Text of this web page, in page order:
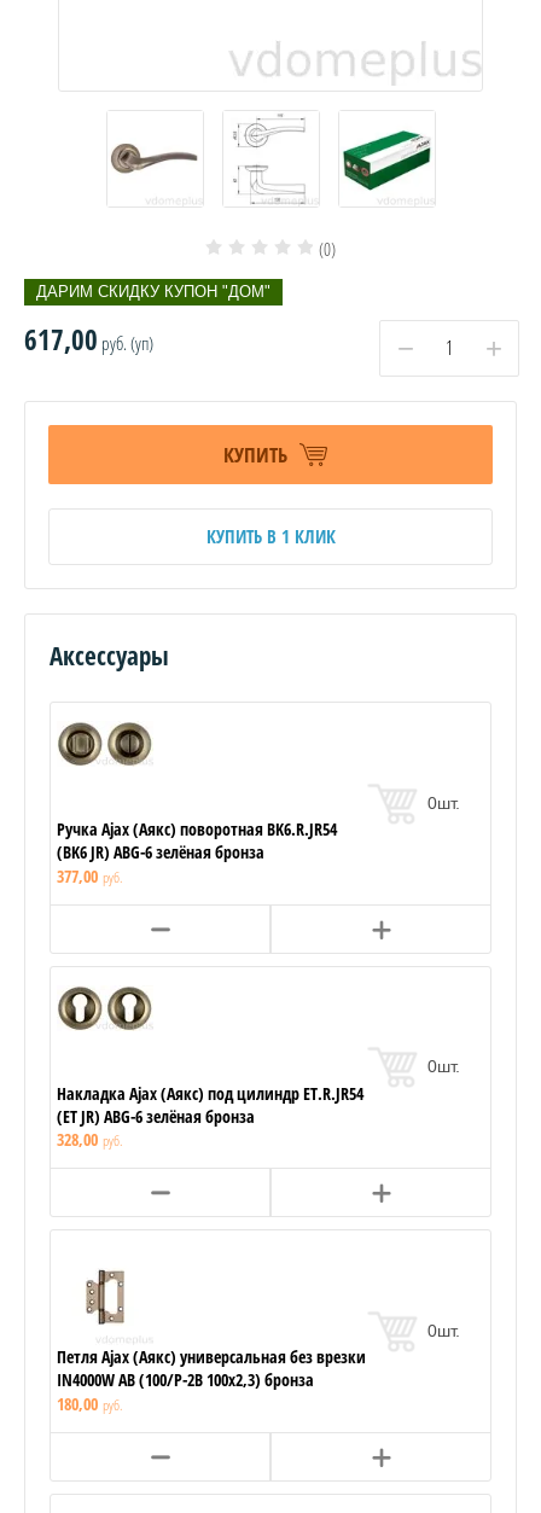
(0)
ДАРИМ СКИДКУ КУПОН "ДОМ"
617,00 руб. (уп) − +
КУПИТЬ
КУПИТЬ В 1 КЛИК
Аксессуары
Ручка Ajax (Аякс) поворотная BK6.R.JR54
(BK6 JR) ABG-6 зелёная бронза
377,00 руб.
0шт.
Накладка Ajax (Аякс) под цилиндр ET.R.JR54
(ET JR) ABG-6 зелёная бронза
328,00 руб.
0шт.
Петля Ajax (Аякс) универсальная без врезки
IN4000W AB (100/P-2B 100x2,3) бронза
180,00 руб.
0шт.